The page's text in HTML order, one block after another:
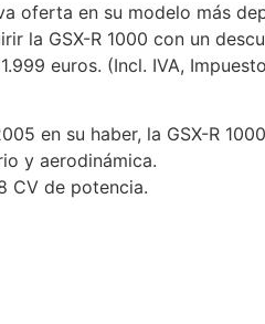
oferta en su modelo más
la GSX-R 1000 con un
euros. (Incl. IVA,
en su haber, la GSX-R
y aerodinámica.
CV de potencia.